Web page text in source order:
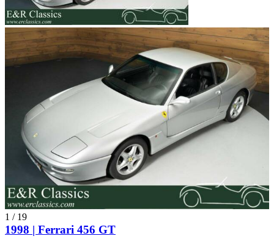
1 / 19
1998 | Ferrari 456 GT